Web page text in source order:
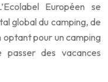
Européen se
global du camping, de
pour un camping
passer des vacances